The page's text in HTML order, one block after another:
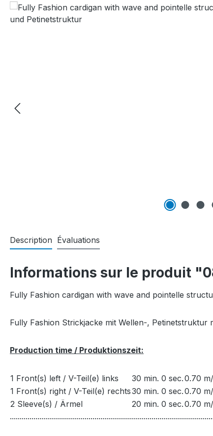
Description Évaluations
Informations sur le produit
Fully Fashion cardigan with wave and pointelle
Fully Fashion Strickjacke mit Wellen-, Petinetstruktur
Production time / Produktionszeit:
1 Front(s) left / V-Teil(e) links 30 min. 0 sec.0.70
1 Front(s) right / V-Teil(e) rechts30 min. 0 sec.0.70
2 Sleeve(s) / Ärmel
20 min. 0 sec.0.70